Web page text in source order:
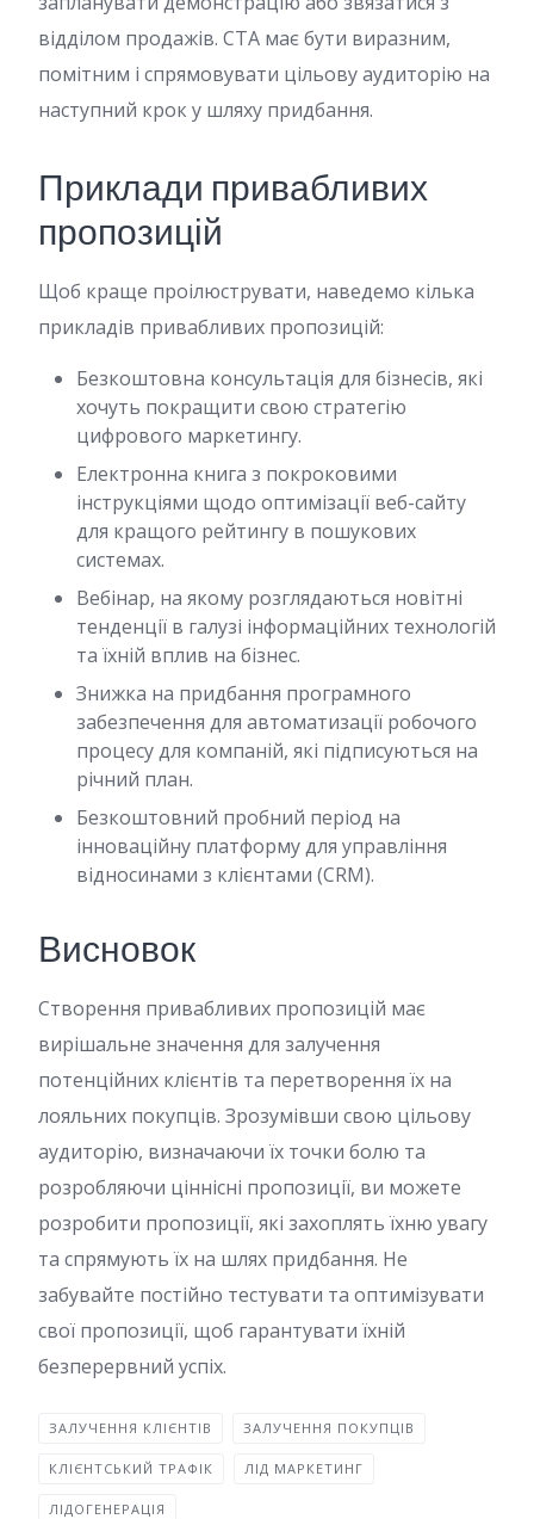
відділом продажів. CTA має бути виразним,
помітним і спрямовувати цільову аудиторію на
наступний крок у шляху придбання.
Приклади привабливих
пропозицій
Щоб краще проілюструвати, наведемо кілька
прикладів привабливих пропозицій:
Безкоштовна консультація для бізнесів, які
хочуть покращити свою стратегію
цифрового маркетингу.
Електронна книга з покроковими
інструкціями щодо оптимізації веб-сайту
для кращого рейтингу в пошукових
системах.
Вебінар, на якому розглядаються новітні
тенденції в галузі інформаційних технологій
та їхній вплив на бізнес.
Знижка на придбання програмного
забезпечення для автоматизації робочого
процесу для компаній, які підписуються на
річний план.
Безкоштовний пробний період на
інноваційну платформу для управління
відносинами з клієнтами (CRM).
Висновок
Створення привабливих пропозицій має
вирішальне значення для залучення
потенційних клієнтів та перетворення їх на
лояльних покупців. Зрозумівши свою цільову
аудиторію, визначаючи їх точки болю та
розробляючи ціннісні пропозиції, ви можете
розробити пропозиції, які захоплять їхню увагу
та спрямують їх на шлях придбання. Не
забувайте постійно тестувати та оптимізувати
свої пропозиції, щоб гарантувати їхній
безперервний успіх.
ЗАЛУЧЕННЯ КЛІЄНТІВ ЗАЛУЧЕННЯ ПОКУПЦІВ
КЛІЄНТСЬКИЙ ТРАФІК ЛІД МАРКЕТИНГ
ЛІДОГЕНЕРАЦІЯ